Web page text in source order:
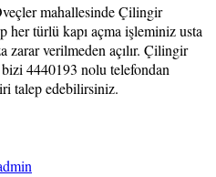
mahallesinde Çilingir
her türlü kapı açma işleminiz usta
zarar verilmeden açılır. Çilingir
4440193 nolu telefondan
talep edebilirsiniz.